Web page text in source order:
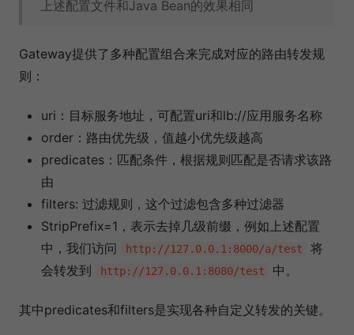
上述配置文件和Java Bean的效果相同
Gateway提供了多种配置组合来完成对应的路由转发规
则：
uri：目标服务地址，可配置uri和lb://应用服务名称
order：路由优先级，值越小优先级越高
predicates：匹配条件，根据规则匹配是否请求该路
由
filters: 过滤规则，这个过滤包含多种过滤器
StripPrefix=1，表示去掉几级前缀，例如上述配置
中，我们访问
http://127.0.0.1:8000/a/test
将
会转发到
http://127.0.0.1:8080/test 中。
其中predicates和filters是实现各种自定义转发的关键。